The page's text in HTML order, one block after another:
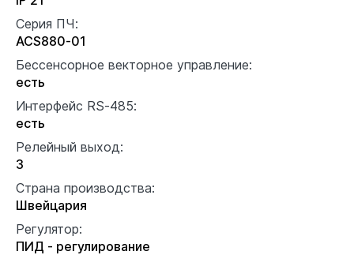
Серия ПЧ:
ACS880-01
Бессенсорное векторное управление:
есть
Интерфейс RS-485:
есть
Релейный выход:
3
Страна производства:
Швейцария
Регулятор:
ПИД - регулирование